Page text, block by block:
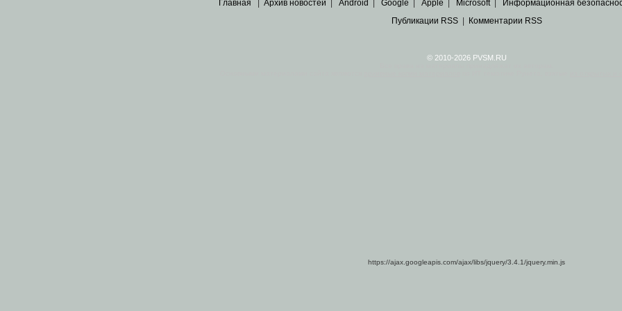
Главная Архив новостей Android Google Apple Microsoft| Информационная
Публикации RSS| Комментарии RSS
© 2010-2026 PVSM.RU
https://ajax.googleapis.com/ajax/libs/jquery/3.4.1/jquery.min.js